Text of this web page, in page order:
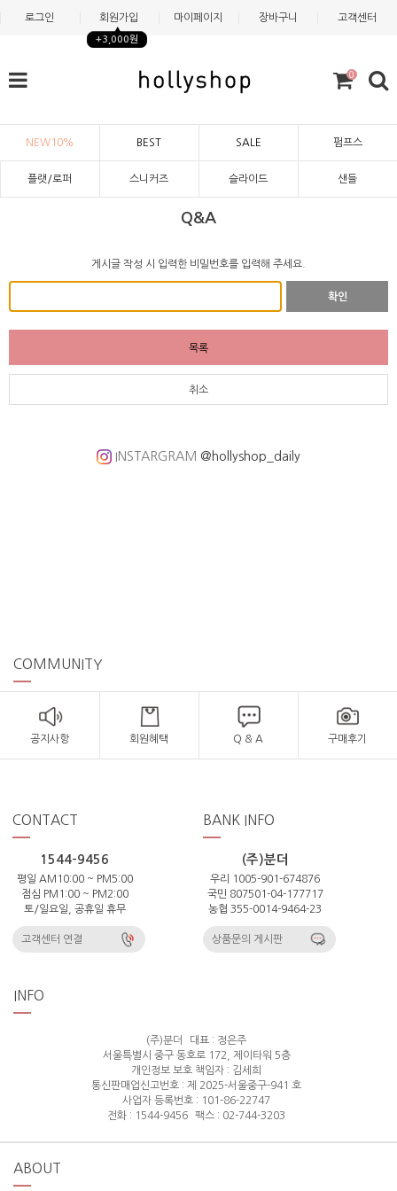
로그인 회원가입
+3,000원
마이페이지 장바구니 고객센터
0
NEW10% BEST SALE 펌프스
플랫/로퍼 스니커즈 슬라이드 샌들
Q&A
게시글 작성 시 입력한 비밀번호를 입력해 주세요.
확인
목록
취소
INSTARGRAM @hollyshop_daily
COMMUNITY
공지사항 회원혜택 Q & A 구매후기
CONTACT
1544-9456
평일 AM10:00 ~ PM5:00
점심 PM1:00 ~ PM2:00
토/일요일, 공휴일 휴무
고객센터 연결
BANK INFO
(주)분더
우리 1005-901-674876
국민 807501-04-177717
농협 355-0014-9464-23
상품문의 게시판
INFO
(주)분더
대표 : 정은주
서울특별시 중구 동호로 172, 제이타워 5층
개인정보 보호 책임자 : 김세희
통신판매업신고번호 : 제 2025-서울중구-941 호
사업자 등록번호 : 101-86-22747
전화 : 1544-9456
팩스 : 02-744-3203
ABOUT